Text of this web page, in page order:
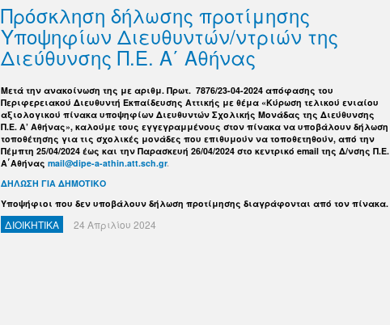
Πρόσκληση δήλωσης προτίμησης
Υποψηφίων Διευθυντών/ντριών της
Διεύθυνσης Π.Ε. Α΄ Αθήνας
Μετά την ανακοίνωση της με αριθμ. Πρωτ. 7876/23-04-2024 απόφασης του
Περιφερειακού Διευθυντή Εκπαίδευσης Αττικής με θέμα «Κύρωση τελικού ενιαίου
αξιολογικού πίνακα υποψηφίων Διευθυντών Σχολικής Μονάδας της Διεύθυνσης
Π.Ε. Α’ Αθήνας», καλούμε τους εγγεγραμμένους στον πίνακα να υποβάλουν δήλωση
τοποθέτησης για τις σχολικές μονάδες που επιθυμούν να τοποθετηθούν, από την
Πέμπτη 25/04/2024 έως και την Παρασκευή 26/04/2024 στο κεντρικό email της Δ/νσης Π.Ε.
Α΄Αθήνας mail@dipe-a-athin.att.sch.gr.
ΔΗΛΩΣΗ ΓΙΑ ΔΗΜΟΤΙΚΟ
Υποψήφιοι που δεν υποβάλουν δήλωση προτίμησης διαγράφονται από τον πίνακα.
ΔΙΟΙΚΗΤΙΚΑ 24 Απριλίου 2024